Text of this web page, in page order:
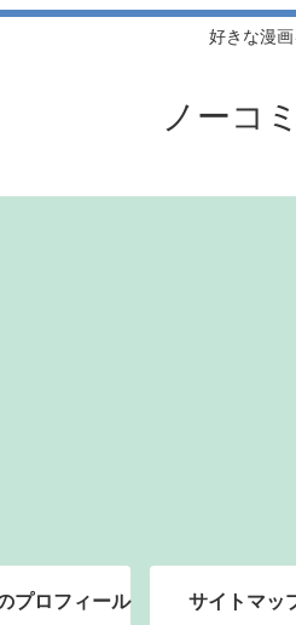
好きな漫画
ノーコ
プロフィール サイトマッ